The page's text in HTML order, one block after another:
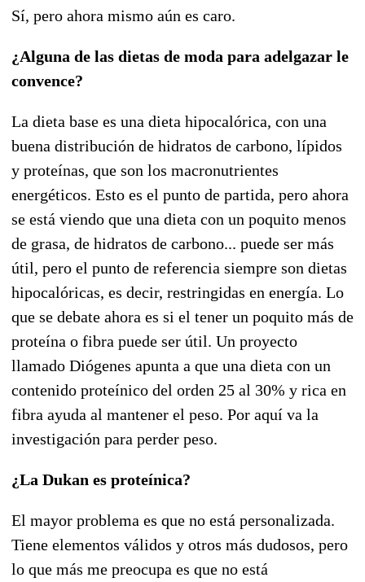
Sí, pero ahora mismo aún es caro.
¿Alguna de las dietas de moda para adelgazar le
convence?
La dieta base es una dieta hipocalórica, con una
buena distribución de hidratos de carbono, lípidos
y proteínas, que son los macronutrientes
energéticos. Esto es el punto de partida, pero ahora
se está viendo que una dieta con un poquito menos
de grasa, de hidratos de carbono... puede ser más
útil, pero el punto de referencia siempre son dietas
hipocalóricas, es decir, restringidas en energía. Lo
que se debate ahora es si el tener un poquito más de
proteína o fibra puede ser útil. Un proyecto
llamado Diógenes apunta a que una dieta con un
contenido proteínico del orden 25 al 30% y rica en
fibra ayuda al mantener el peso. Por aquí va la
investigación para perder peso.
¿La Dukan es proteínica?
El mayor problema es que no está personalizada.
Tiene elementos válidos y otros más dudosos, pero
lo que más me preocupa es que no está